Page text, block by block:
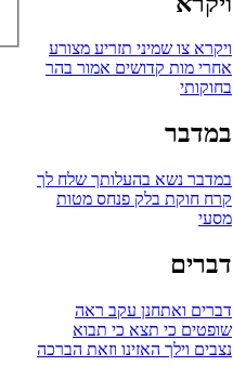
ויקרא צו שמיני תזריע מצורע
אחרי מות קדושים אמור בהר
בחוקותי
במדבר
במדבר נשא בהעלותך שלח לך
קרח חוקת בלק פנחס מטות
מסעי
דברים
דברים ואתחנן עקב ראה
שופטים כי תצא כי תבוא
נצבים וילך האזינו וזאת הברכה